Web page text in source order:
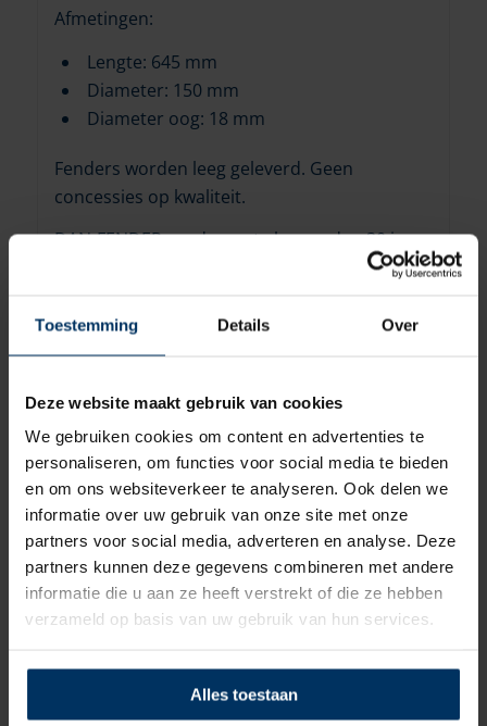
Toestemming Details Over
Deze website maakt gebruik van cookies
We gebruiken cookies om content en advertenties te
personaliseren, om functies voor social media te bieden
en om ons websiteverkeer te analyseren. Ook delen we
informatie over uw gebruik van onze site met onze
partners voor social media, adverteren en analyse. Deze
partners kunnen deze gegevens combineren met andere
informatie die u aan ze heeft verstrekt of die ze hebben
verzameld op basis van uw gebruik van hun services.
Alles toestaan
Afmetingen:
Lengte: 645 mm
Diameter: 150 mm
Diameter oog: 18 mm
Fenders worden leeg geleverd. Geen
concessies op kwaliteit.
DAN-FENDER produceert al meer dan 30 jaar
kwaliteitsfenders en wordt ondertussen
producent van fenders in de wereld. De
producten staan bekend om de superieure
gebruikt in vele professionele
toepassingen.De reden schuilt in vele
verborgen aspecten die de kwaliteit van de
fenders waarborgen. DAN-FENDER besteedt
veel tijd en aandacht aan de ontwikkeling van
alle producten. Alle materialen worden
zorgvuldig en met de hand gekozen. Hierdoor
zijn alle producten bestand tegen de krachten
der natuur en blijven de fenders er, zelfs na
een aantal jaar trouwe dienst, netjes uitzien.